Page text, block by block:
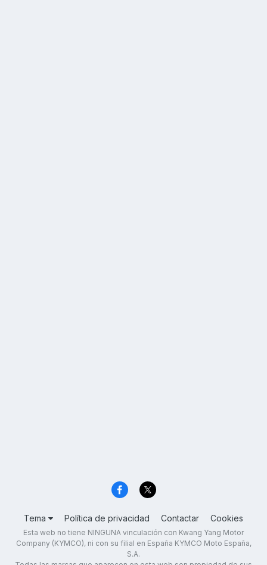
Tema Política de privacidad Contactar Cookies
Esta web no tiene NINGUNA vinculación con Kwang Yang Motor
Company (KYMCO), ni con su filial en España KYMCO Moto España,
S.A.